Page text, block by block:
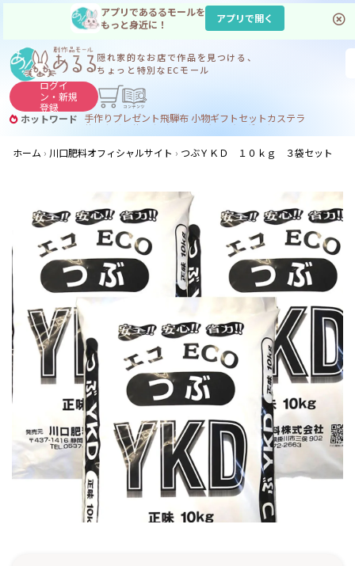
アプリであるるモールを
もっと身近に！
アプリで開く
隠れ家的なお店で作品を見つける、
ちょっと特別なECモール
ログイ
ン・新規
登録
ホットワード 手作りプレゼント飛騨布 小物ギフトセットカステラ
サヌカイト コーヒー
ジンギスカン
ホーム
川口肥料オフィシャルサイト つぶＹＫＤ １０ｋｇ ３袋セット